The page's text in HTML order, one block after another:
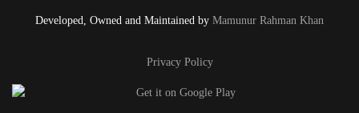
Developed, Owned and Maintained by Mamunur Rahman Khan
Privacy Policy